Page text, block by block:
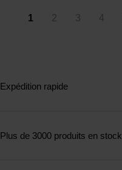
1 2 3 4
Expédition rapide
Plus de 3000 produits en stock